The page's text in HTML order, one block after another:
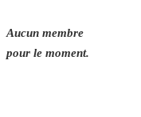
Aucun membre
pour le moment.